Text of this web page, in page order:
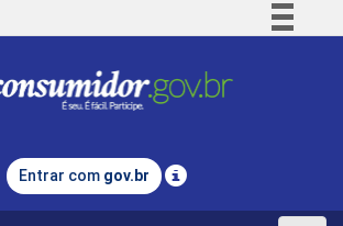
Comunica BR
Legislação
Entrar com gov.br